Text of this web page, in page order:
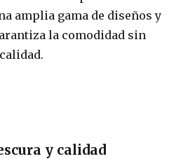
amplia gama de diseños y
la comodidad sin
y calidad